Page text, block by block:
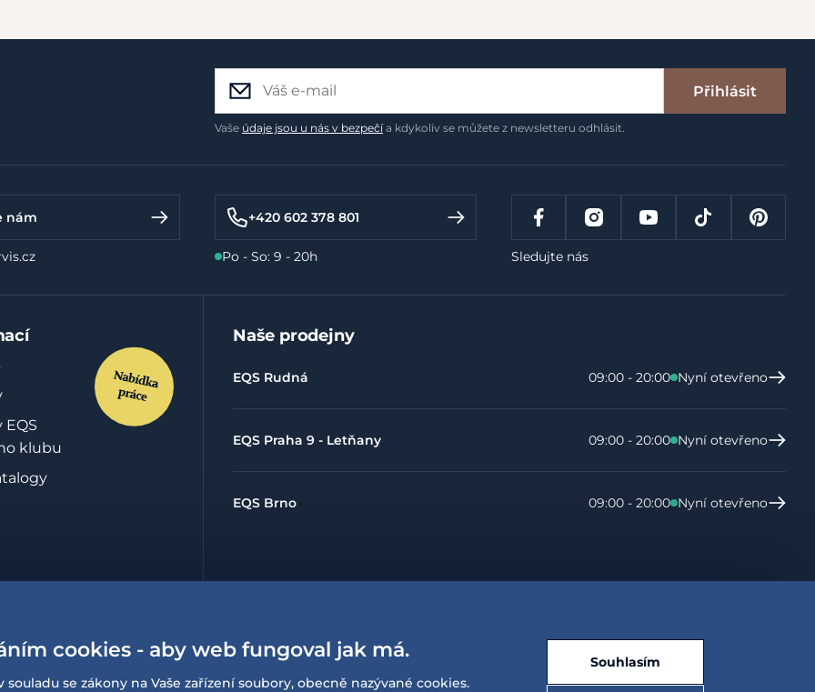
Přihlásit
Vaše údaje jsou u nás v bezpečía kdykoliv se můžete z newsletteru odhlásit.
nám +420 602 378 801
Po - So: 9 - 20h Sledujte nás
klubu
o
Naše prodejny
EQS Rudná 09:00 - 20:00 Nyní otevřeno
EQS Praha 9 - Letňany 09:00 - 20:00 Nyní otevřeno
EQS Brno 09:00 - 20:00 Nyní otevřeno
cookies - aby web fungoval jak má.
se zákony na Vaše zařízení soubory, obecně nazývané cookies.
Souhlasím